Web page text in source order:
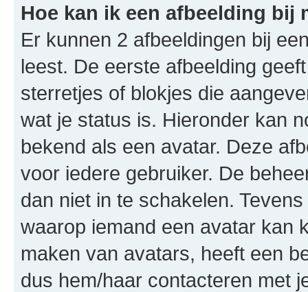
Hoe kan ik een afbeelding bij
Er kunnen 2 afbeeldingen bij
leest. De eerste afbeelding
sterretjes of blokjes die
wat je status is. Hieronder kan
bekend als een avatar. Deze
voor iedere gebruiker. De
dan niet in te schakelen.
waarop iemand een avatar kan
maken van avatars, heeft een
dus hem/haar contacteren met